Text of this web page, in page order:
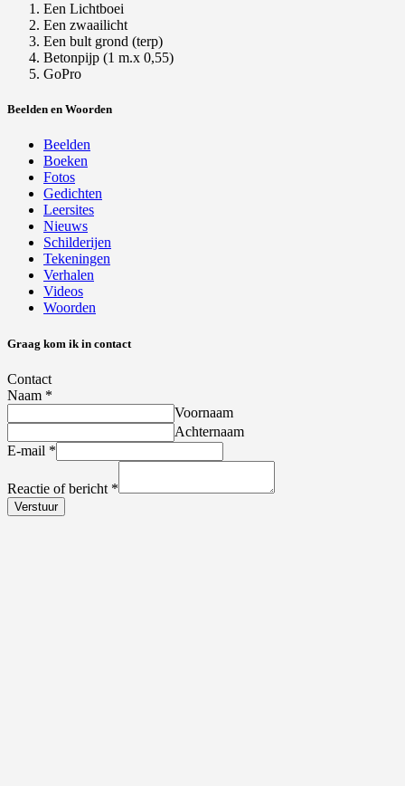
Een Lichtboei
Een zwaailicht
Een bult grond (terp)
Betonpijp (1 m.x 0,55)
GoPro
Beelden en Woorden
Beelden
Boeken
Fotos
Gedichten
Leersites
Nieuws
Schilderijen
Tekeningen
Verhalen
Videos
Woorden
Graag kom ik in contact
Contact
Naam *
Voornaam
Achternaam
E-mail *
Reactie of bericht *
Verstuur